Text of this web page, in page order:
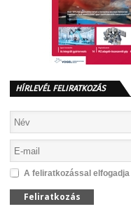
HÍRLEVÉL FELIRATKOZÁS
A feliratkozással elfogadja
Feliratkozás